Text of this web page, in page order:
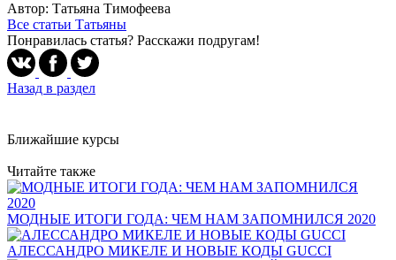
Автор: Татьяна Тимофеева
Все статьи Татьяны
Понравилась статья? Расскажи подругам!
Назад в раздел
Ближайшие курсы
Читайте также
МОДНЫЕ ИТОГИ ГОДА: ЧЕМ НАМ ЗАПОМНИЛСЯ 2020
АЛЕССАНДРО МИКЕЛЕ И НОВЫЕ КОДЫ GUCCI